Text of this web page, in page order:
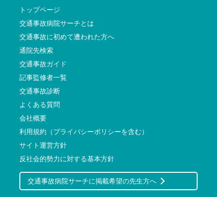
トップページ
交通事故病院サーチとは
交通事故に初めて遭われた方へ
通院先検索
交通事故ガイド
記事監修者一覧
交通事故診断
よくある質問
会社概要
利用規約（プライバシーポリシーを含む）
サイト運営方針
反社会的勢力に対する基本方針
交通事故病院サーチに掲載希望の先生方へ